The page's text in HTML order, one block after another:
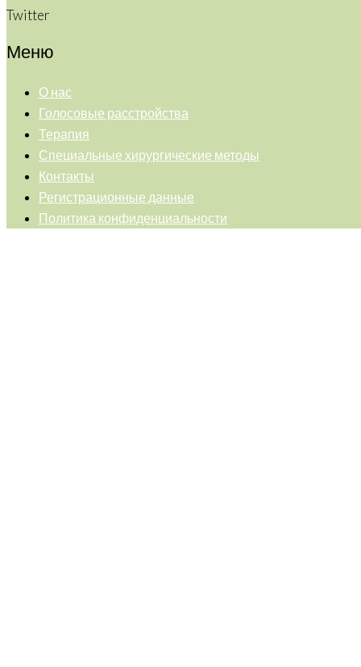
Twitter
Меню
О нас
Голосовые расстройства
Терапия
Специальные хирургические методы
Контакты
Регистрационные данные
Политика конфиденциальности